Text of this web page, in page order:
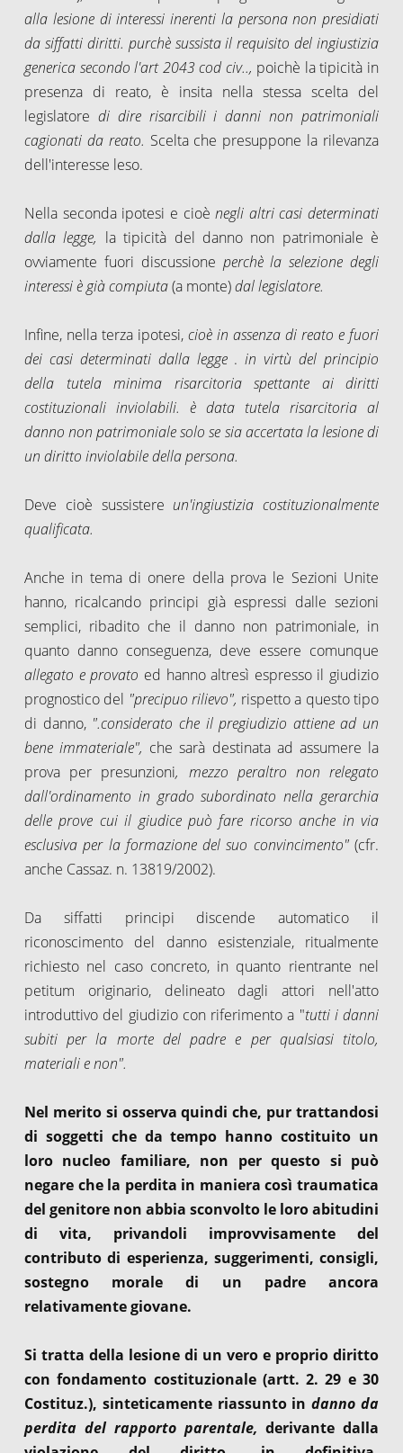
alla lesione di interessi inerenti la persona non presidiati
da siffatti diritti. purchè sussista il requisito del ingiustizia
generica secondo l'art 2043 cod civ.., poichè la tipicità in
presenza di reato, è insita nella stessa scelta del
legislatore di dire risarcibili i danni non patrimoniali
cagionati da reato. Scelta che presuppone la rilevanza
dell'interesse leso.
Nella seconda ipotesi e cioènegli altri casi determinati
dalla legge, la tipicità del danno non patrimoniale è
ovviamente fuori discussione perchè la selezione degli
interessi è già compiuta(a monte)dal legislatore.
Infine, nella terza ipotesi, cioè in assenza di reato e fuori
dei casi determinati dalla legge .in virtù del principio
della tutela minima
risarcitoria spettante ai diritti
costituzionali inviolabili. è data tutela risarcitoria al
danno non patrimoniale solo se sia accertata la lesione di
un diritto inviolabile della persona.
Deve cioè sussistere un'ingiustizia costituzionalmente
qualificata.
Anche in tema di onere della prova le Sezioni Unite
hanno, ricalcando principi già espressi dalle sezioni
semplici, ribadito che il danno non patrimoniale, in
quanto danno conseguenza, deve essere comunque
allegato e provato ed hanno altresì espresso il giudizio
prognostico del "precipuo rilievo", rispetto a questo tipo
di danno,".considerato che il pregiudizio attiene ad un
bene immateriale", che sarà destinata ad assumere la
prova per presunzioni, mezzo peraltro non relegato
dall'ordinamento in grado subordinato nella gerarchia
delle prove cui il giudice può fare ricorso anche in via
esclusiva per la formazione del suo convincimento" (cfr.
anche Cassaz. n. 13819/2002).
Da siffatti principi discende automatico il
riconoscimento del danno esistenziale, ritualmente
richiesto nel caso concreto, in quanto rientrante nel
petitum originario, delineato dagli attori nell'atto
introduttivo del giudizio con riferimento a "tutti i danni
subiti per la morte del padre e per qualsiasi titolo,
materiali e non".
Nel merito si osserva quindi che, pur trattandosi
di soggetti che da tempo hanno costituito un
loro nucleo familiare, non per questo si può
negare che la perdita in maniera così traumatica
del genitore non abbia sconvolto le loro abitudini
di vita, privandoli improvvisamente del
contributo di esperienza, suggerimenti, consigli,
sostegno morale di un padre ancora
relativamente giovane.
Si tratta della lesione di un vero e proprio diritto
con fondamento costituzionale (artt. 2. 29 e 30
Costituz.), sinteticamente riassunto indanno da
perdita del rapporto parentale, derivante dalla